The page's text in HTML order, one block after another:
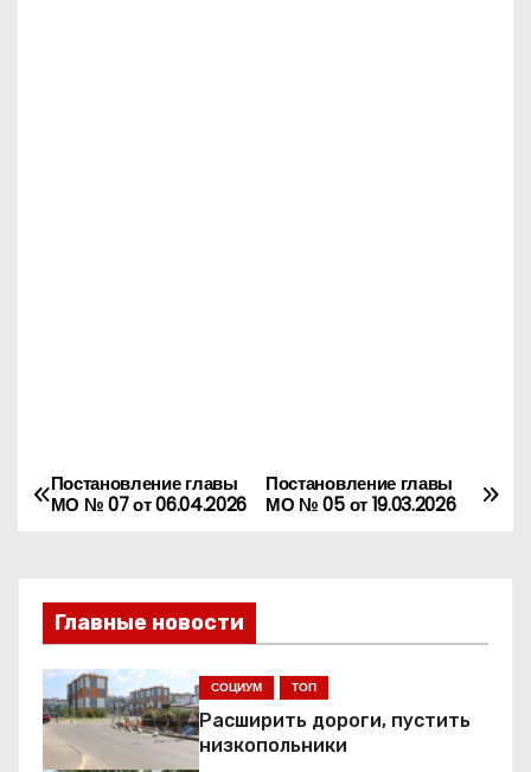
Н
в
и
г
а
Постановление главы
МО № 05 от 19.03.2026
Постановление главы
МО № 07 от 06.04.2026
Главные новости
СОЦИУМ ТОП
Расширить дороги, пустить
низкопольники